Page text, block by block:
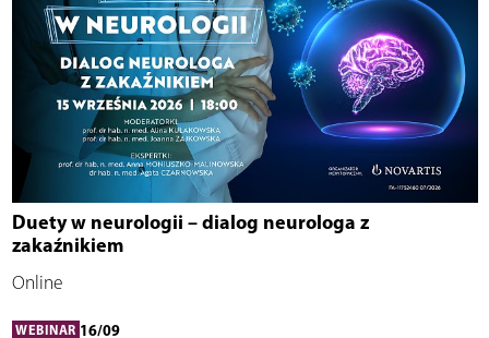
Duety w neurologii – dialog neurologa z
zakaźnikiem
Online
WEBINAR 16/09